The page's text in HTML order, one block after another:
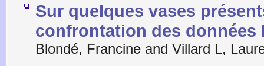
Sur quelques vases
confrontation des
Blondé, Francine and Villard L,